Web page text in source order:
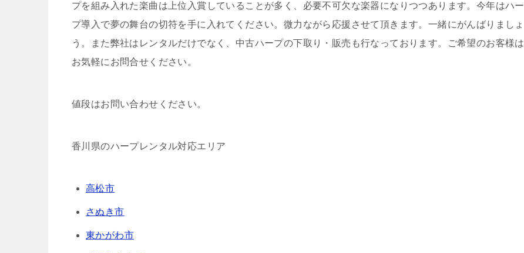
プを組み入れた楽曲は上位入賞していることが多く、必要不可欠な楽器になりつつあります。今年はハー
プ導入で夢の舞台の切符を手に入れてください。微力ながら応援させて頂きます。一緒にがんばりましょ
う。また弊社はレンタルだけでなく、中古ハープの下取り・販売も行なっております。ご希望のお客様は
お気軽にお問合せください。
値段はお問い合わせください。
香川県のハープレンタル対応エリア
高松市
さぬき市
東かがわ市